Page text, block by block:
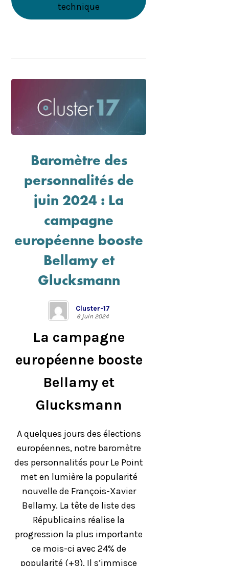
technique
Baromètre des
personnalités de
juin 2024 : La
campagne
européenne booste
Bellamy et
Glucksmann
Cluster-17
6 juin 2024
La campagne
européenne booste
Bellamy et
Glucksmann
A quelques jours des élections
européennes, notre baromètre
des personnalités pour Le Point
met en lumière la popularité
nouvelle de François-Xavier
Bellamy. La tête de liste des
Républicains réalise la
progression la plus importante
ce mois-ci avec 24% de
popularité (+9). Il s’immisce